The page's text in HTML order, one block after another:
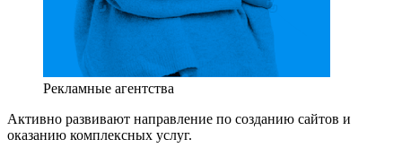
Рекламные агентства
Активно развивают направление по созданию сайтов и
оказанию комплексных услуг.